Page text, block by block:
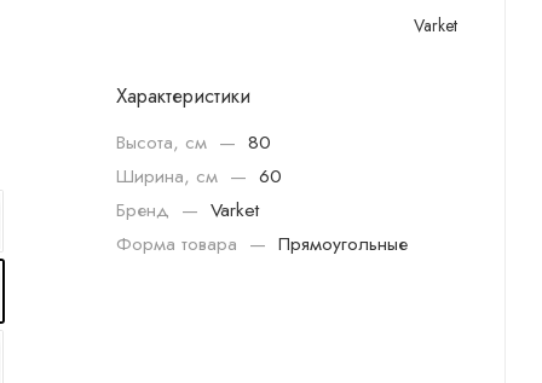
Varket
Характеристики
Высота, см — 80
Ширина, см — 60
Бренд — Varket
Форма товара — Прямоугольные